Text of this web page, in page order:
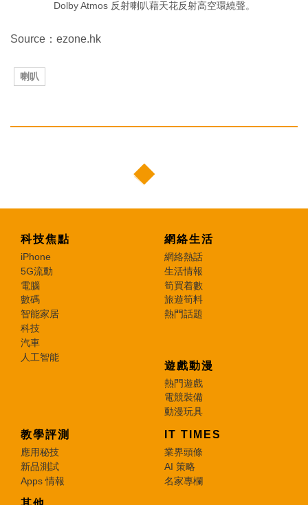
Dolby Atmos 反射喇叭藉天花反射高空環繞聲。
Source：ezone.hk
喇叭
科技焦點
iPhone
5G流動
電腦
數碼
智能家居
科技
汽車
人工智能
網絡生活
網絡熱話
生活情報
筍買着數
旅遊筍料
熱門話題
遊戲動漫
熱門遊戲
電競裝備
動漫玩具
教學評測
應用秘技
新品測試
Apps 情報
IT TIMES
業界頭條
AI 策略
名家專欄